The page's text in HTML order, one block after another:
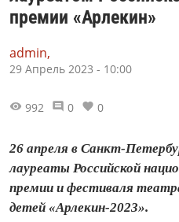
премии «Арлекин»
admin,
29 Апрель 2023 - 10:00
992 0 0
26 апреля в Санкт-
лауреаты Российской
премии и фестиваля
детей «Арлекин-2023».